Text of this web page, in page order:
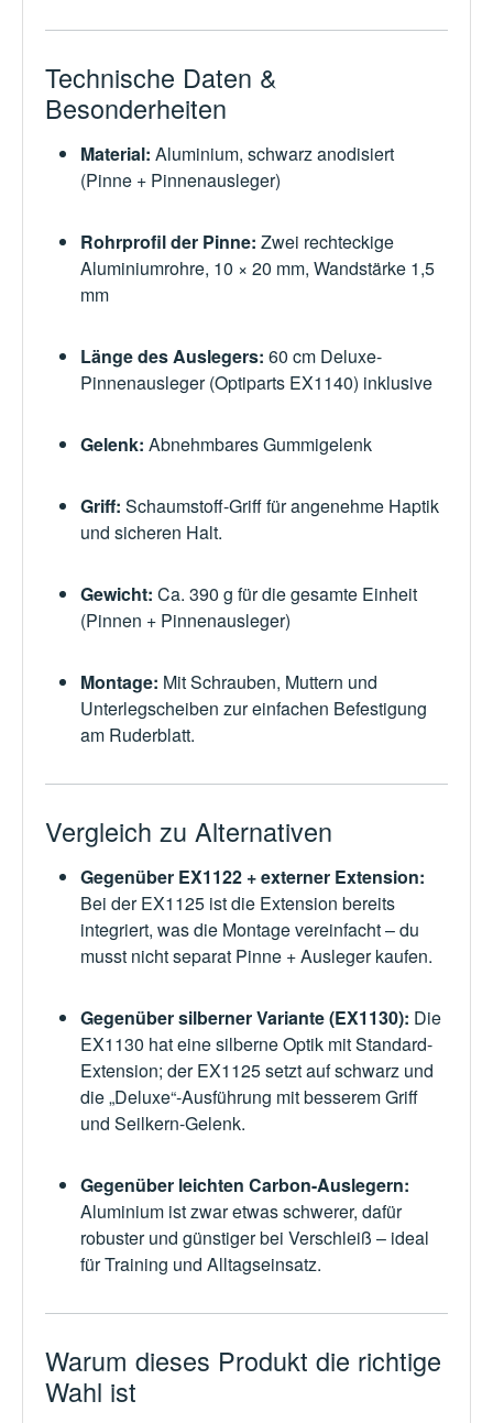
Technische Daten &
Besonderheiten
Material: Aluminium, schwarz anodisiert
(Pinne + Pinnenausleger)
Rohrprofil der Pinne: Zwei rechteckige
Aluminiumrohre, 10 × 20 mm, Wandstärke 1,5
mm
Länge des Auslegers: 60 cm Deluxe-
Pinnenausleger (Optiparts EX1140) inklusive
Gelenk: Abnehmbares Gummigelenk
Griff: Schaumstoff-Griff für angenehme Haptik
und sicheren Halt.
Gewicht: Ca. 390 g für die gesamte Einheit
(Pinnen + Pinnenausleger)
Montage: Mit Schrauben, Muttern und
Unterlegscheiben zur einfachen Befestigung
am Ruderblatt.
Vergleich zu Alternativen
Gegenüber EX1122 + externer Extension:
Bei der EX1125 ist die Extension bereits
integriert, was die Montage vereinfacht – du
musst nicht separat Pinne + Ausleger kaufen.
Gegenüber silberner Variante (EX1130): Die
EX1130 hat eine silberne Optik mit Standard-
Extension; der EX1125 setzt auf schwarz und
die „Deluxe“-Ausführung mit besserem Griff
und Seilkern-Gelenk.
Gegenüber leichten Carbon-Auslegern:
Aluminium ist zwar etwas schwerer, dafür
robuster und günstiger bei Verschleiß – ideal
für Training und Alltagseinsatz.
Warum dieses Produkt die richtige
Wahl ist